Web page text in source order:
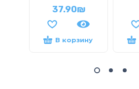
37.90₪
В корзину